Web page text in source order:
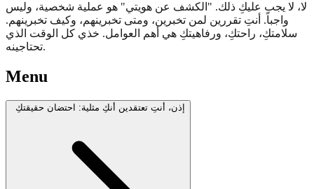
لا، لا يجب عليكِ ذلك. "الكشف عن هويتي" هو عملية شخصية، وليس
واجباً. أنتِ تقررين لمن تخبرين، ومتى تخبرينهم، وكيف تخبرينهم.
سلامتكِ، راحتكِ، ورفاهيتكِ هي أهم العوامل. خذي كل الوقت الذي
تحتاجينه.
Menu
إذن، أنتِ تعتقدين أنكِ مثلية: احتضان حقيقتكِ